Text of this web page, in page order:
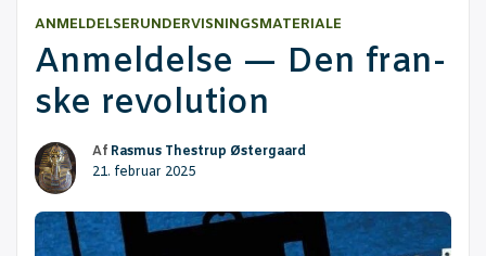
ANMELDELSERUNDERVISNINGSMATERIALE
Anmel­del­se — Den fran­
ske revolution
Af Rasmus Thestrup Østergaard
21. februar 2025